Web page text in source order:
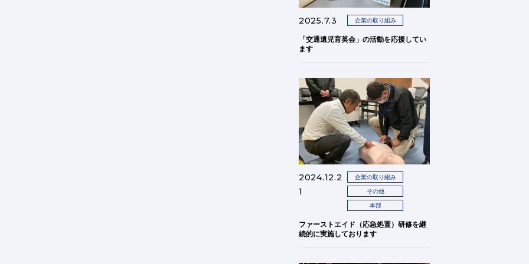
2025.7.3 企業の取り組み
「交通遺児育英会」の活動を応援してい
ます
2024.12.2
1
企業の取り組み
その他
本部
ファーストエイド（応急処置）研修を継
続的に実施しております